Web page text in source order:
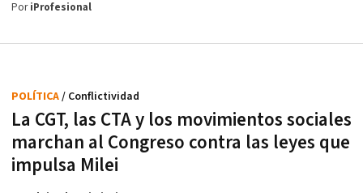
PoriProfesional
La CGT, las CTA y los movimientos sociales
marchan al Congreso contra las leyes que
impulsa Milei
POLÍTICA/ Conflictividad